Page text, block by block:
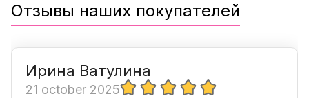
Отзывы наших покупателей
Ирина Ватулина
21 october 2025